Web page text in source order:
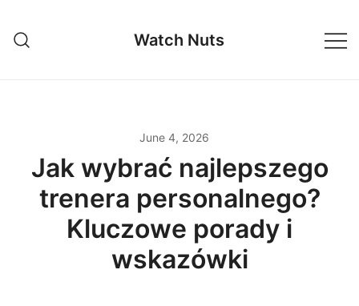
content
Watch Nuts
June 4, 2026
Jak wybrać najlepszego
trenera personalnego?
Kluczowe porady i
wskazówki